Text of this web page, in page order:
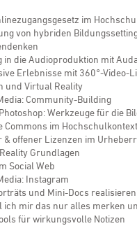
im
von hybriden
in die Audioproduktion mit
Erlebnisse mit 360°-Video-
und Virtual Reality
Community-Building
Werkzeuge für die
Commons im
& offener Lizenzen im
Grundlagen
Social Web
Instagram
und Mini-Docs realisieren
ich mir das nur alles merken
für wirkungsvolle Notizen